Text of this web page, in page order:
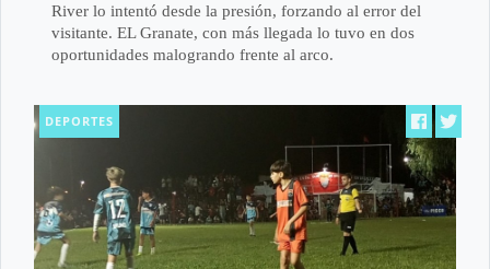
River lo intentó desde la presión, forzando al error del
visitante. EL Granate, con más llegada lo tuvo en dos
oportunidades malogrando frente al arco.
DEPORTES